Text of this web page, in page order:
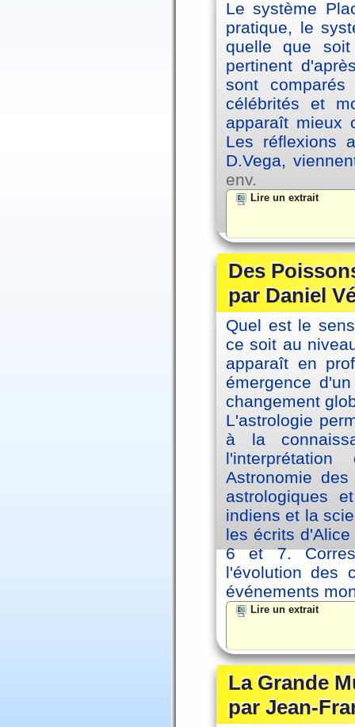
Le système
pratique, le
quelle que
pertinent
sont
célébrités et
apparaît mieux
Les réflexions
D.Vega,
env.
Lire un extrait
Des
par Daniel
Quel est le
ce soit au
apparaît en
émergence
changement
L'astrologie
à la
Astronomie
astrologiques
indiens et la
les écrits
6 et 7.
l'évolution des
événements
Lire un extrait
La Grande
par Jean-